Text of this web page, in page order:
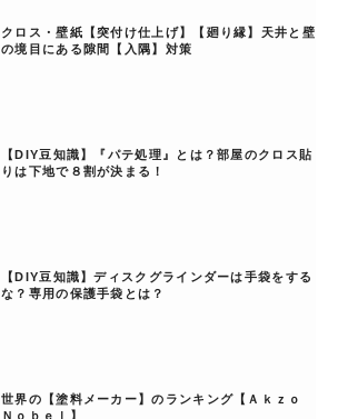
クロス・壁紙【突付け仕上げ】【廻り縁】天井と壁
の境目にある隙間【入隅】対策
【DIY豆知識】『パテ処理』とは？部屋のクロス貼
りは下地で８割が決まる！
【DIY豆知識】ディスクグラインダーは手袋をする
な？専用の保護手袋とは？
世界の【塗料メーカー】のランキング【Ａｋｚｏ
Ｎｏｂｅｌ】